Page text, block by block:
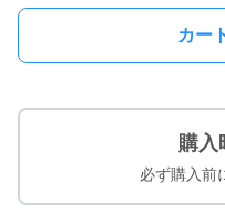
カー
購入
必ず購入前